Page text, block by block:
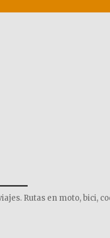
Rutas en moto, bici,